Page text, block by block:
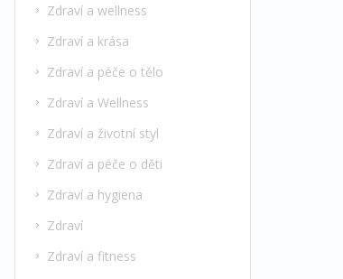
Zdraví a wellness
Zdraví a krása
Zdraví a péče o tělo
Zdraví a Wellness
Zdraví a životní styl
Zdraví a péče o děti
Zdraví a hygiena
Zdraví
Zdraví a fitness